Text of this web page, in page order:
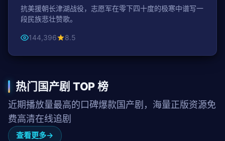
抗美援朝长津湖战役，志愿军在零下四十度的极寒中谱写一
段民族悲壮赞歌。
144,396 8.5
热门国产剧 TOP 榜
近期播放量最高的口碑爆款国产剧，海量正版资源免
费高清在线追剧
查看更多